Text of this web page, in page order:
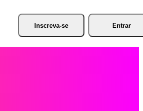
Inscreva-se Entrar